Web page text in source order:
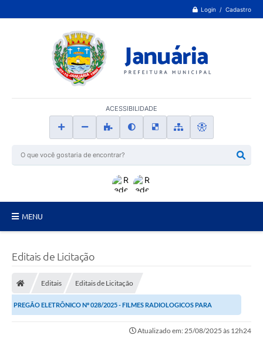
Login / Cadastro
ACESSIBILIDADE
MENU
Secretarias
Editais de Licitação
Editais Editais de Licitação
PREGÃO ELETRÔNICO Nº 028/2025 - FILMES RADIOLOGICOS PARA
Atualizado em: 25/08/2025 às 12h24